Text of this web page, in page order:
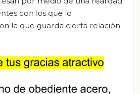
con los que lo
la que guarda cierta relación